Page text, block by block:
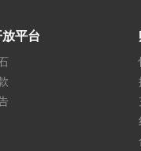
平台